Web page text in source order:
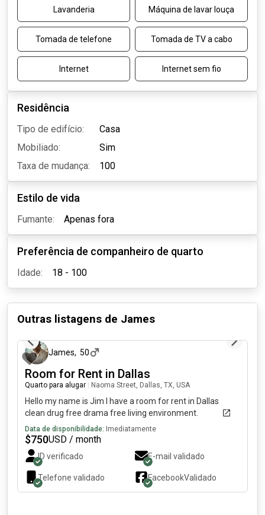
Lavanderia Máquina de lavar louça
Tomada de telefone Tomada de TV a cabo
Internet Internet sem fio
Residência
Tipo de edifício:
Casa
Mobiliado:
Sim
Taxa de mudança:
100
Estilo de vida
Fumante: Apenas fora
Preferência de companheiro de quarto
Idade: 18 - 100
Outras listagens de James
James, 50
Room for Rent in Dallas
Quarto para alugar Naoma Street, Dallas, TX, USA
Hello my name is Jim I have a room for rent in Dallas
clean drug free drama free living environment.
Data de disponibilidade: Imediatamente
$750USD / month
ID verificado E-mail validado
Telefone validado FacebookValidado